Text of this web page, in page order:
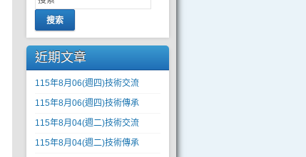
搜索
近期文章
115年8月06(週四)技術交流
115年8月06(週四)技術傳承
115年8月04(週二)技術交流
115年8月04(週二)技術傳承